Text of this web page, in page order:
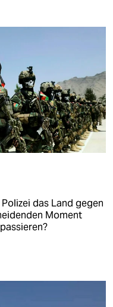
das Land gegen
Moment